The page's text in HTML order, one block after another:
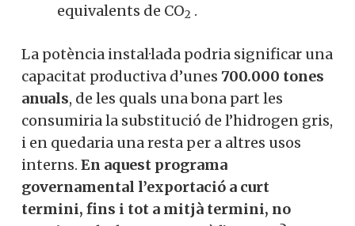
equivalents de CO2 .
La potència instal·lada podria significar una
capacitat productiva d’unes 700.000 tones
anuals, de les quals una bona part les
consumiria la substitució de l’hidrogen gris,
i en quedaria una resta per a altres usos
interns. En aquest programa
governamental l’exportació a curt
termini, fins i tot a mitjà termini, no